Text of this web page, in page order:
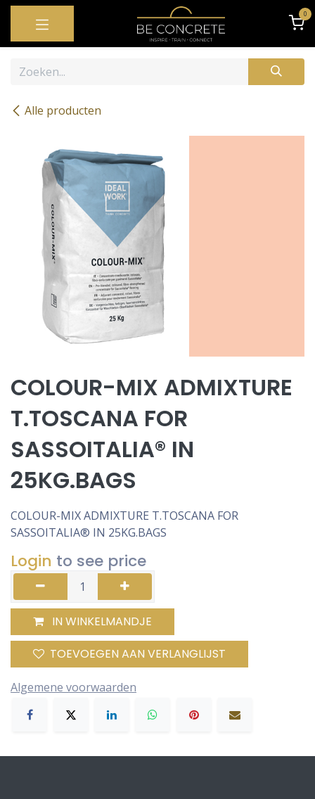
OVERSLAAN NAAR INHOUD 0
Alle producten
COLOUR-MIX ADMIXTURE
T.TOSCANA FOR
SASSOITALIA® IN
25KG.BAGS
COLOUR-MIX ADMIXTURE T.TOSCANA FOR
SASSOITALIA® IN 25KG.BAGS
Login to see price
IN WINKELMANDJE
TOEVOEGEN AAN VERLANGLIJST
Algemene voorwaarden